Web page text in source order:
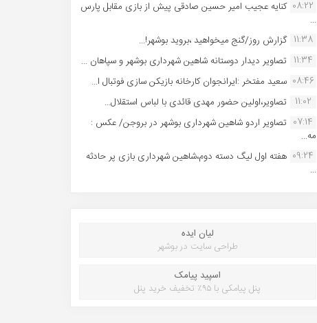
08:22 کنایه عجیب امیر حسین صادقی پیش از بازی مقابل پارس
...
11:38 گزارش روز/گنج میخواهید ،بروید بوشهر!...
11:34 تصاویر دیدار دوستانه شاهین شهردارى بوشهر و سپاهان ...
08:46 سعید مفتخر :ایرانجوان کارخانه بازیکن سازی فوتبال ا...
11:02
تصاویر،اولین حضور مهدی قائدی با لباس استقلال...
07:14 تصاویر اردو شاهین شهرداری بوشهر در بروجن/ عکس :
مه...
09:24 هفته اول لیگ دسته دوم،شاهین شهرداری بازی پر حادثه
...
لیان ایده
طراحی سایت در بوشهر
اسپید پیامک
پنل پیامکی با ۹۵٪ تخفیف خرید پنل